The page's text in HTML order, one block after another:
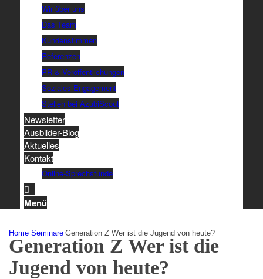
Wir über uns
Das Team
Kundenstimmen
Referenzen
PR & Veröffentlichungen
Soziales Engagement
Stellen bei AzubiScout
Newsletter
Ausbilder-Blog
Aktuelles
Kontakt
Online-Sprechstunde
Menü
Home Seminare Generation Z Wer ist die Jugend von heute?
Generation Z Wer ist die
Jugend von heute?